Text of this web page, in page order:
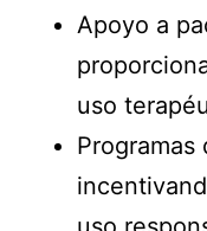
Apoyo a
uso